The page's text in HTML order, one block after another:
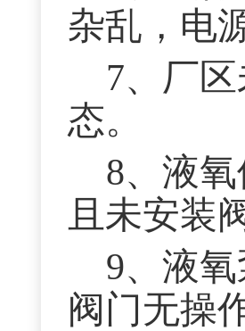
杂乱，电
7、厂
态。
8、液
且未安装
9、液
阀门无操